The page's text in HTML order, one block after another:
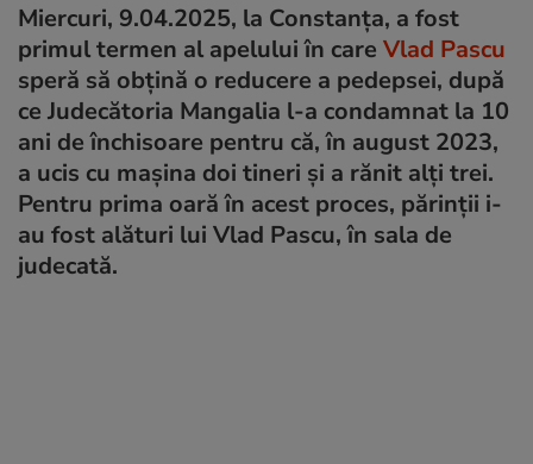
Miercuri, 9.04.2025, la Constanţa, a fost
primul termen al apelului în care Vlad Pascu
speră să obţină o reducere a pedepsei, după
ce Judecătoria Mangalia l-a condamnat la 10
ani de închisoare pentru că, în august 2023,
a ucis cu maşina doi tineri şi a rănit alţi trei.
Pentru prima oară în acest proces, părinţii i-
au fost alături lui Vlad Pascu, în sala de
judecată.